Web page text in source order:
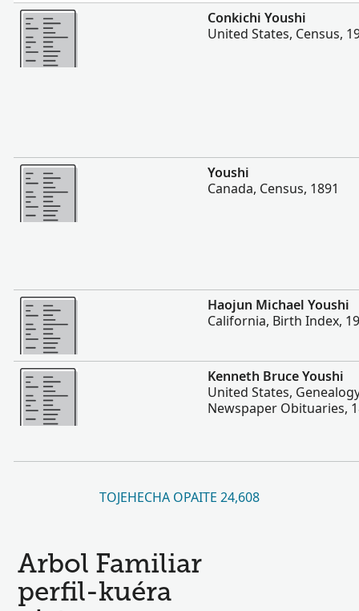
Hetave
Conkichi Youshi
United States, Census,
Hetave
Youshi
Canada, Census, 1891
Hetave
Haojun Michael Youshi
California, Birth Index,
Hetave
Kenneth Bruce Youshi
United States,
Newspaper Obituaries,
TOJEHECHA OPAITE 24,608
Arbol Familiar
perfil-kuéra